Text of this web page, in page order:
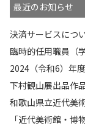
最近のお知らせ
決済サービスにつ
臨時的任用職員（
2024（令和6）年
下村観山展出品作
和歌山県立近代美
「近代美術館・